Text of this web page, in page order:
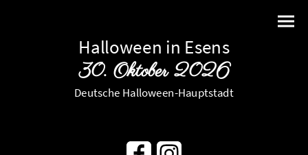
Halloween in Esens
30. Oktober 2026
Deutsche Halloween-Hauptstadt